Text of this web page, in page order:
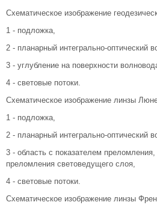
Схематическое изображение
1 - подложка,
2 - планарный интегрально-оптический
3 - углубление на поверхности
4 - световые потоки.
Схематическое изображение линзы
1 - подложка,
2 - планарный интегрально-оптический
3 - область с показателем
преломления световедущего слоя,
4 - световые потоки.
Схематическое изображение линзы